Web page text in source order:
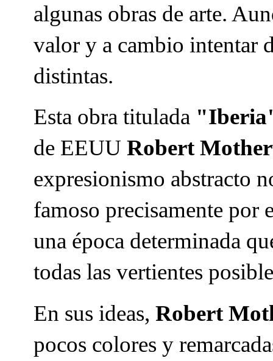
algunas obras de arte.
valor y a cambio intentar
distintas.
Esta obra titulada
de EEUU Robert
expresionismo abstracto
famoso precisamente por
una época determinada
todas las vertientes
En sus ideas, Robert
pocos colores y